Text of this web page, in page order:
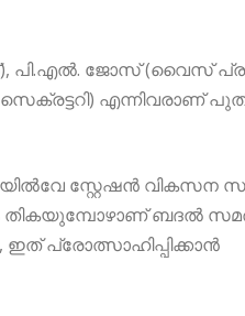
പി.എൽ. ജോസ് (വൈസ്
എന്നിവരാണ്
സ്റ്റേഷൻ വികസന
തികയുമ്പോഴാണ് ബദൽ
പ്രോത്സാഹിപ്പിക്കാൻ